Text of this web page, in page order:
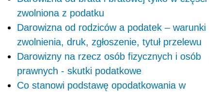
zwolniona z podatku
Darowizna od rodziców a podatek – warunki
zwolnienia, druk, zgłoszenie, tytuł przelewu
Darowizny na rzecz osób fizycznych i osób
prawnych - skutki podatkowe
Co stanowi podstawę opodatkowania w